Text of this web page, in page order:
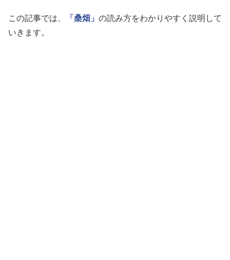
この記事では、 「桑畑」 の読み方をわかりやすく説明して
いきます。